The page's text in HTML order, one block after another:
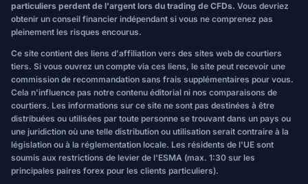
particuliers perdent de l'argent lors du trading de CFDs. Vous devriez
obtenir un conseil financier indépendant si vous ne comprenez pas
pleinement les risques encourus.
Ce site contient des liens d'affiliation vers des sites web de courtiers
tiers. Si vous ouvrez un compte via ces liens, le site peut recevoir une
commission de recommandation sans frais supplémentaires pour vous.
Cela n'influence pas notre contenu éditorial ni nos comparaisons de
courtiers. Les informations sur ce site ne sont pas destinées à être
distribuées ou utilisées par toute personne se trouvant dans un pays ou
une juridiction où une telle distribution ou utilisation serait contraire à la
législation ou à la réglementation locale. Les résidents de l'UE sont
soumis aux restrictions de levier de l'ESMA (max. 1:30 sur les
principales paires forex pour les clients particuliers).